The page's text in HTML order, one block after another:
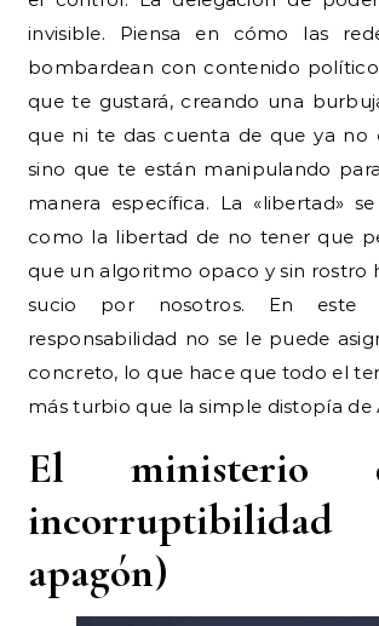
invisible. Piensa en cómo las
bombardean con contenido
que te gustará, creando una
que ni te das cuenta de que ya no
sino que te están manipulando
manera específica. La «libertad»
como la libertad de no tener que
que un algoritmo opaco y sin rostro
sucio por nosotros. En este
responsabilidad no se le puede
concreto, lo que hace que todo el
más turbio que la simple distopía de
El ministerio
apagón)